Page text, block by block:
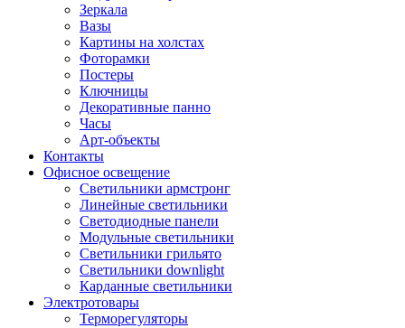
Зеркала
Вазы
Картины на холстах
Фоторамки
Постеры
Ключницы
Декоративные панно
Часы
Арт-объекты
Контакты
Офисное освещение
Светильники армстронг
Линейные светильники
Светодиодные панели
Модульные светильники
Светильники грильято
Светильники downlight
Карданные светильники
Электротовары
Терморегуляторы